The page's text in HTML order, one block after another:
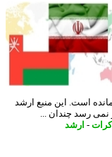
این منبع ارشد
رسد چندان ...
- ارشد